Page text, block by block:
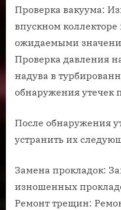
Проверка вакуума:
впускном коллекторе
ожидаемыми
Проверка давления
надува в
обнаружения утечек
После обнаружения
устранить их
Замена прокладок:
изношенных
Ремонт трещин: